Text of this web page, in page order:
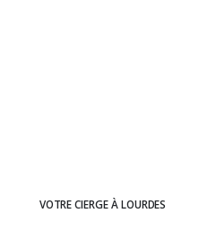
VOTRE CIERGE À LOURDES